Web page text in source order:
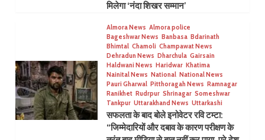
मिलेगा ‘नंदा शिखर सम्मान’
Almora News Almora police
Bageshwar News Banbasa Bdarinath
Bhimtal Chamoli Champawat News
Dehradun News Dharchula Gairsain
Haldwani News Haridwar Khatima
Nainital News National National News
Pauri Gharwal Pitthoragah News Ramnagar
Ranikhet Rudrpur Shrinagar Someshwar
Tankpur Uttarakhand News Uttarkashi
सफलता के बाद बोले इनोवेटर रवि टम्टा:
“जिम्मेदारियों और दबाव के कारण परीक्षण के